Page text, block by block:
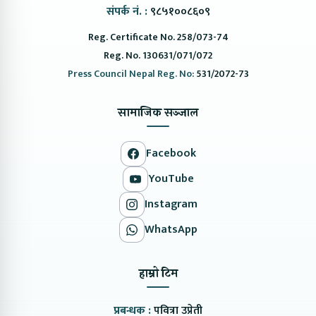
संपर्क नं. : ९८५१००८६०९
Reg. Certificate No. 258/073-74
Reg. No. 130631/071/072
Press Council Nepal Reg. No:531/2072-73
सामाजिक सञ्जाल
Facebook
YouTube
Instagram
WhatsApp
हाम्रो टिम
प्रबन्धक :पवित्रा उप्रेती